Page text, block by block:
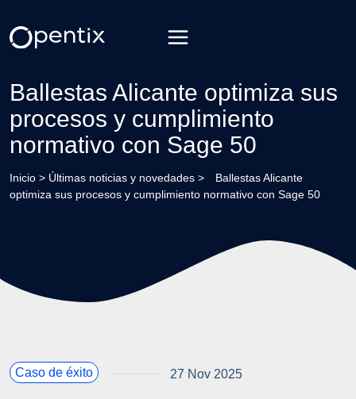
contenido
Ballestas Alicante optimiza sus
procesos y cumplimiento
normativo con Sage 50
Inicio > Últimas noticias y novedades >
Ballestas Alicante
optimiza sus procesos y cumplimiento normativo con Sage 50
Caso de éxito 27 Nov 2025